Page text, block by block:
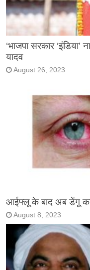
‘भाजपा सरकार
यादव
August 26, 2023
आईफ्लू के बाद अब डेंगू
August 8, 2023